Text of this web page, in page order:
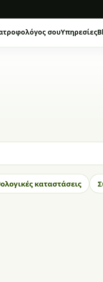
σουΥπηρεσίες
καταστάσεις